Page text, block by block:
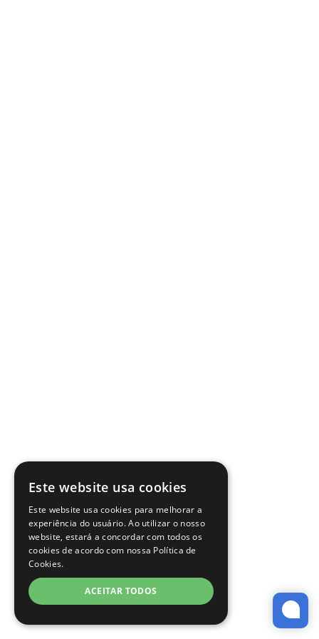
Este website usa cookies
Este website usa cookies para melhorar a
experiência do usuário. Ao utilizar o nosso
website, estará a concordar com todos os
cookies de acordo com nossa Política de
Cookies.
ACEITAR TODOS